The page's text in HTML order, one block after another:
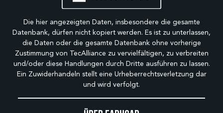
Die hier angezeigten Daten, insbesondere die gesamte
Datenbank, dürfen nicht kopiert werden. Es ist zu unterlassen,
die Daten oder die gesamte Datenbank ohne vorherige
Zustimmung von TecAlliance zu vervielfältigen, zu verbreiten
und/oder diese Handlungen durch Dritte ausführen zu lassen.
Ein Zuwiderhandeln stellt eine Urheberrechtsverletzung dar
und wird verfolgt.